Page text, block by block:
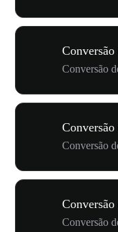
Conversão
Conversão